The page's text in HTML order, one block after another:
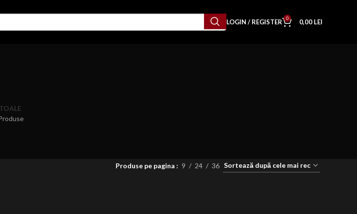
LOGIN / REGISTER 0 0,00 LEI
Produse pe pagina 9 24 36